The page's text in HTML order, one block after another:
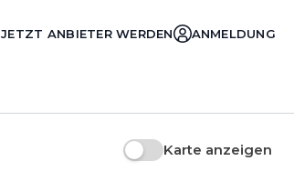
JETZT ANBIETER WERDEN ANMELDUNG
Karte anzeigen